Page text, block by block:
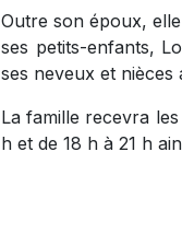
Outre son époux,
ses petits-enfants,
ses neveux et nièces
La famille recevra
h et de 18 h à 21 h